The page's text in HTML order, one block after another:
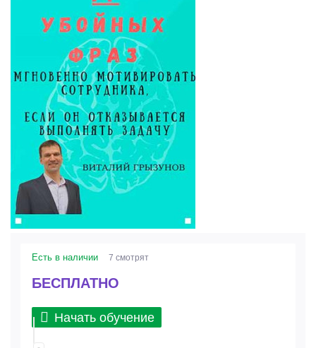
Есть в наличии 7 смотрят
БЕСПЛАТНО
Начать обучение